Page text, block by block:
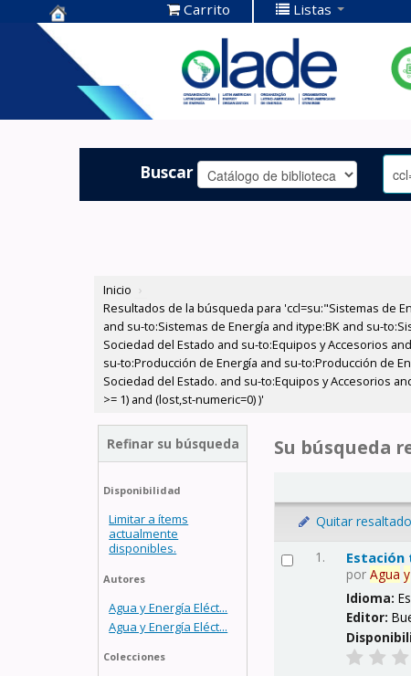
Centro de
Documentación
OLADE -
Carrito Listas
Buscar
Inicio ›
Resultados de la búsqueda para 'ccl=su:"Sistemas de
and su-to:Sistemas de Energía and itype:BK and su-
Sociedad del Estado and su-to:Equipos y Accesorios
su-to:Producción de Energía and su-to:Producción de
Sociedad del Estado. and su-to:Equipos y Accesorios
>= 1) and (lost,st-numeric=0) )'
Refinar su búsqueda
Disponibilidad
Limitar a ítems
actualmente
disponibles.
Autores
Agua y Energía Eléct...
Agua y Energía Eléct...
Colecciones
Su búsqueda
Quitar resaltado
1. Estación
porAgua y
Idioma:
Editor: